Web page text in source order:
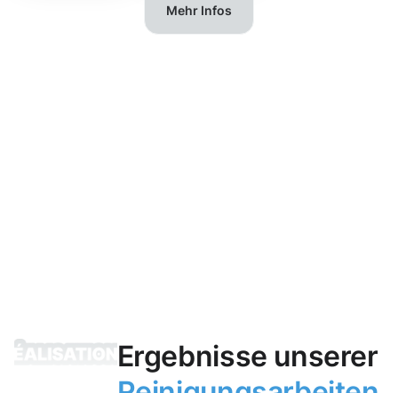
Mehr Infos
Ergebnisse unserer